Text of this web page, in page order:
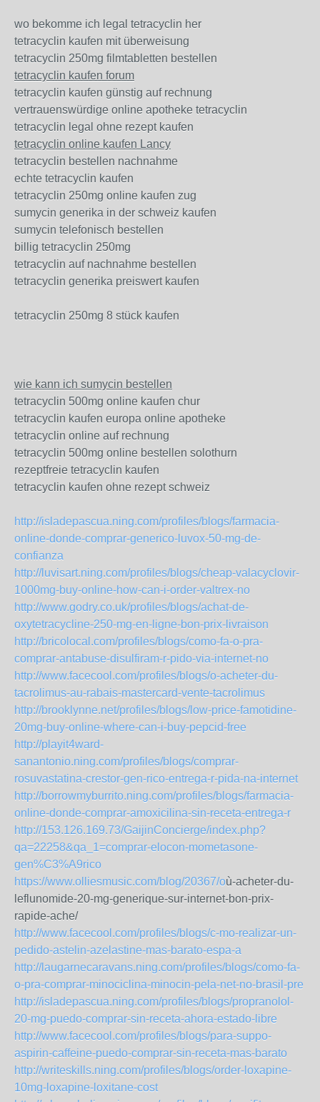
wo bekomme ich legal tetracyclin her
tetracyclin kaufen mit überweisung
tetracyclin 250mg filmtabletten bestellen
tetracyclin kaufen forum
tetracyclin kaufen günstig auf rechnung
vertrauenswürdige online apotheke tetracyclin
tetracyclin legal ohne rezept kaufen
tetracyclin online kaufen Lancy
tetracyclin bestellen nachnahme
echte tetracyclin kaufen
tetracyclin 250mg online kaufen zug
sumycin generika in der schweiz kaufen
sumycin telefonisch bestellen
billig tetracyclin 250mg
tetracyclin auf nachnahme bestellen
tetracyclin generika preiswert kaufen
tetracyclin 250mg 8 stück kaufen
wie kann ich sumycin bestellen
tetracyclin 500mg online kaufen chur
tetracyclin kaufen europa online apotheke
tetracyclin online auf rechnung
tetracyclin 500mg online bestellen solothurn
rezeptfreie tetracyclin kaufen
tetracyclin kaufen ohne rezept schweiz
http://isladepascua.ning.com/profiles/blogs/farmacia-
online-donde-comprar-generico-luvox-50-mg-de-
confianza
http://luvisart.ning.com/profiles/blogs/cheap-valacyclovir-
1000mg-buy-online-how-can-i-order-valtrex-no
http://www.godry.co.uk/profiles/blogs/achat-de-
oxytetracycline-250-mg-en-ligne-bon-prix-livraison
http://bricolocal.com/profiles/blogs/como-fa-o-pra-
comprar-antabuse-disulfiram-r-pido-via-internet-no
http://www.facecool.com/profiles/blogs/o-acheter-du-
tacrolimus-au-rabais-mastercard-vente-tacrolimus
http://brooklynne.net/profiles/blogs/low-price-famotidine-
20mg-buy-online-where-can-i-buy-pepcid-free
http://playit4ward-
sanantonio.ning.com/profiles/blogs/comprar-
rosuvastatina-crestor-gen-rico-entrega-r-pida-na-internet
http://borrowmyburrito.ning.com/profiles/blogs/farmacia-
online-donde-comprar-amoxicilina-sin-receta-entrega-r
http://153.126.169.73/GaijinConcierge/index.php?
qa=22258&qa_1=comprar-elocon-mometasone-
gen%C3%A9rico
https://www.olliesmusic.com/blog/20367/où-acheter-du-
leflunomide-20-mg-generique-sur-internet-bon-prix-
rapide-ache/
http://www.facecool.com/profiles/blogs/c-mo-realizar-un-
pedido-astelin-azelastine-mas-barato-espa-a
http://laugarnecaravans.ning.com/profiles/blogs/como-fa-
o-pra-comprar-minociclina-minocin-pela-net-no-brasil-pre
http://isladepascua.ning.com/profiles/blogs/propranolol-
20-mg-puedo-comprar-sin-receta-ahora-estado-libre
http://www.facecool.com/profiles/blogs/para-suppo-
aspirin-caffeine-puedo-comprar-sin-receta-mas-barato
http://writeskills.ning.com/profiles/blogs/order-loxapine-
10mg-loxapine-loxitane-cost